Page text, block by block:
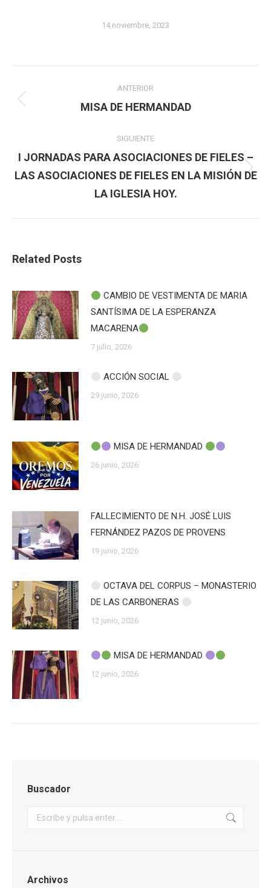
14 noviembre, 2023
entre
ANTERIOR
Publicación
MISA DE HERMANDAD
SIGUIENTE
Publicación
siguiente:
I JORNADAS PARA ASOCIACIONES DE FIELES –
LAS ASOCIACIONES DE FIELES EN LA MISIÓN DE
LA IGLESIA HOY.
Related Posts
CAMBIO DE VESTIMENTA DE MARIA
SANTÍSIMA DE LA ESPERANZA
MACARENA
7 julio, 2026
ACCIÓN SOCIAL
29 junio, 2026
MISA DE HERMANDAD
26 junio, 2026
FALLECIMIENTO DE N.H. JOSÉ LUIS
FERNÁNDEZ PAZOS DE PROVENS
19 junio, 2026
OCTAVA DEL CORPUS – MONASTERIO
DE LAS CARBONERAS
12 junio, 2026
MISA DE HERMANDAD
12 junio, 2026
Buscador
Buscar:
Archivos